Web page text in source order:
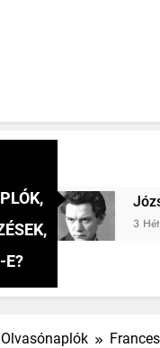
E?
verselemzés
Olvasónaplók